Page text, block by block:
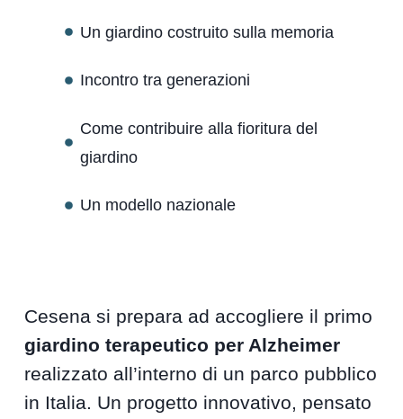
Un giardino costruito sulla memoria
Incontro tra generazioni
Come contribuire alla fioritura del
giardino
Un modello nazionale
Cesena si prepara ad accogliere il primo
giardino terapeutico per Alzheimer
realizzato all’interno di un parco pubblico
in Italia. Un progetto innovativo, pensato